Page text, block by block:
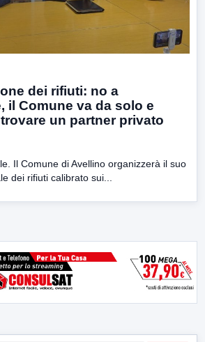
dei rifiuti: no a
il Comune va da solo e
un partner privato
Il Comune di Avellino organizzerà il suo
dei rifiuti calibrato sui...